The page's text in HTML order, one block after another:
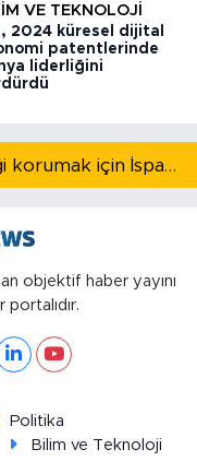
VE TEKNOLOJI
2024 küresel dijital
patentlerinde
liderliğini
İtalya Başbakanı: Ulusal güvenliği korumak için İspanya ile Schengen kapsamındaki serbest dolaşımı askıya alıyoruz
objektif haber yayını
Politika
Bilim ve Teknoloji